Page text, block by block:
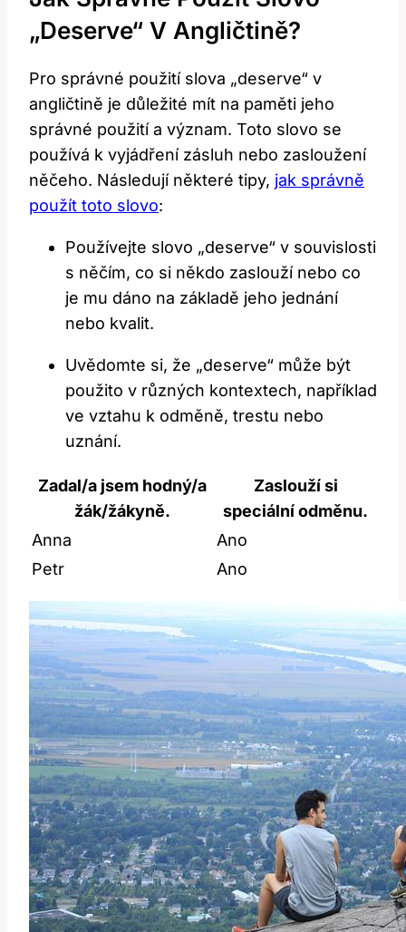
„Deserve“ V Angličtině?
Pro správné použití slova „deserve“ v
angličtině je důležité mít na paměti jeho
správné použití a význam. Toto slovo se
používá k vyjádření zásluh nebo zasloužení
něčeho. Následují některé tipy, jak správně
použít toto slovo:
Používejte slovo „deserve“ v souvislosti
s něčím, co si někdo zaslouží nebo co
je mu dáno na základě jeho jednání
nebo kvalit.
Uvědomte si, že „deserve“ může být
použito v různých kontextech, například
ve vztahu k odměně, trestu nebo
uznání.
Zadal/a jsem hodný/a
žák/žákyně.
Zaslouží si
speciální odměnu.
Anna
Ano
Petr
Ano